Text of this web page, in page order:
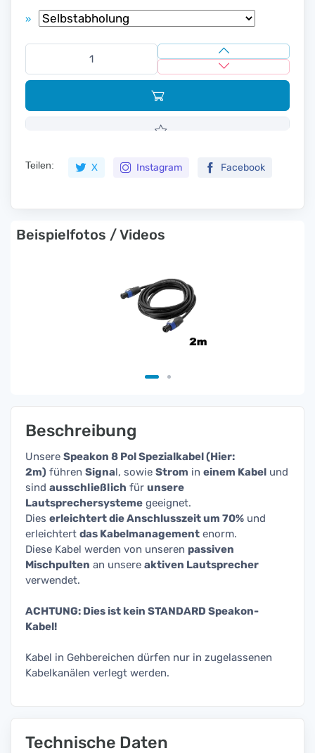
»
Teilen: X Instagram Facebook
Beispielfotos / Videos
Beschreibung
Unsere Speakon 8 Pol Spezialkabel (Hier:
2m) führen Signal, sowie Strom in einem Kabel und
sind ausschließlich für unsere
Lautsprechersysteme geeignet.
Dies erleichtert die Anschlusszeit um 70% und
erleichtert das Kabelmanagement enorm.
Diese Kabel werden von unseren passiven
Mischpulten an unsere aktiven Lautsprecher
verwendet.
ACHTUNG: Dies ist kein STANDARD Speakon-
Kabel!
Kabel in Gehbereichen dürfen nur in zugelassenen
Kabelkanälen verlegt werden.
Technische Daten